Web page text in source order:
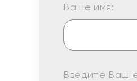
Ваше имя:
Введите Ваш